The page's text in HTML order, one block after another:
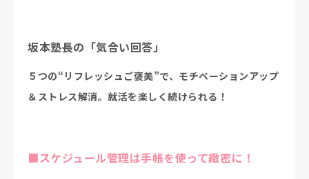
坂本塾長の「気合い回答」
５つの“リフレッシュご褒美”で、モチベーションアップ
＆ストレス解消。就活を楽しく続けられる！
■スケジュール管理は手帳を使って緻密に！